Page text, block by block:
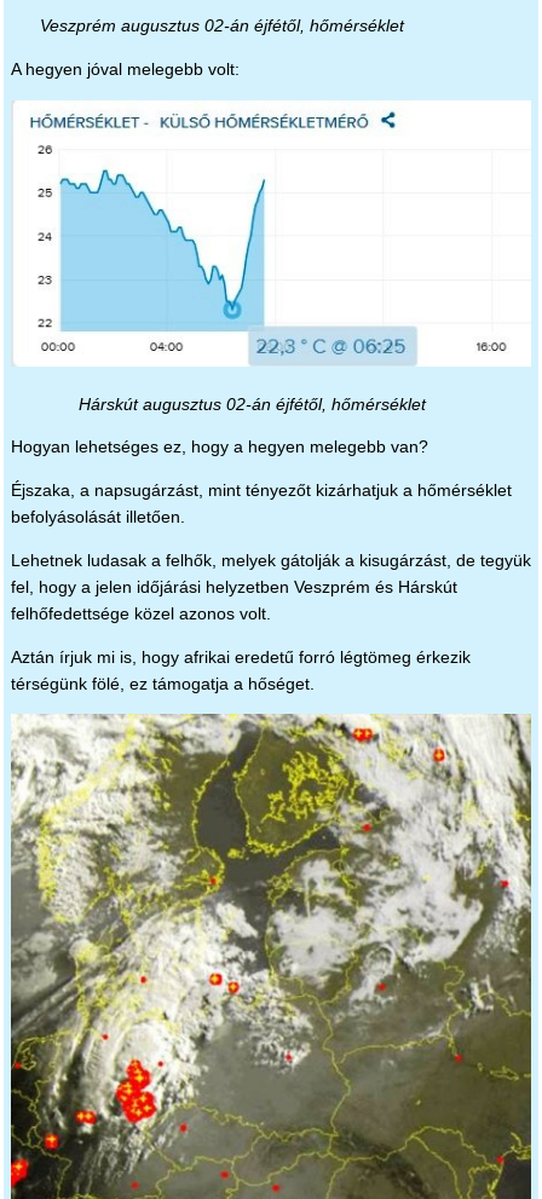
Veszprém augusztus 02-án éjfétől, hőmérséklet
A hegyen jóval melegebb volt:
Hárskút augusztus 02-án éjfétől, hőmérséklet
Hogyan lehetséges ez, hogy a hegyen melegebb van?
Éjszaka, a napsugárzást, mint tényezőt kizárhatjuk a hőmérséklet
befolyásolását illetően.
Lehetnek ludasak a felhők, melyek gátolják a kisugárzást, de tegyük
fel, hogy a jelen időjárási helyzetben Veszprém és Hárskút
felhőfedettsége közel azonos volt.
Aztán írjuk mi is, hogy afrikai eredetű forró légtömeg érkezik
térségünk fölé, ez támogatja a hőséget.